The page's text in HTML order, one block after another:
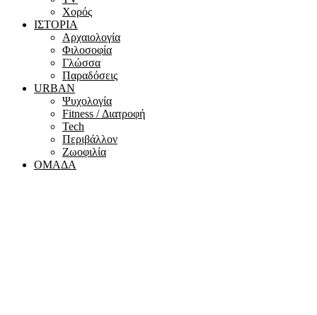
Χορός
ΙΣΤΟΡΙΑ
Αρχαιολογία
Φιλοσοφία
Γλώσσα
Παραδόσεις
URBAN
Ψυχολογία
Fitness / Διατροφή
Tech
Περιβάλλον
Ζωοφιλία
ΟΜΑΔΑ